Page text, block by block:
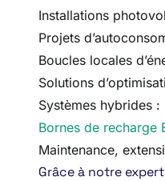
Installations
Projets
Boucles locales
Solutions
Systèmes hybrides :
Bornes de recharge
Maintenance,
Grâce à notre